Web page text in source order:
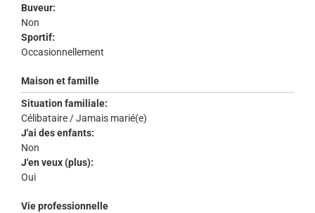
Buveur:
Non
Sportif:
Occasionnellement
Maison et famille
Situation familiale:
Célibataire / Jamais marié(e)
J'ai des enfants:
Non
J'en veux (plus):
Oui
Vie professionnelle